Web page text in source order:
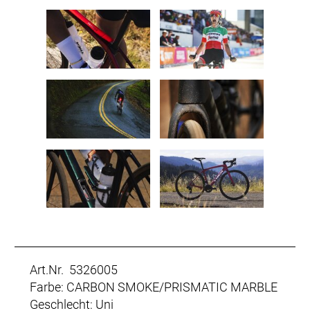
Art.Nr. 5326005
Farbe: CARBON SMOKE/PRISMATIC MARBLE
Geschlecht: Uni